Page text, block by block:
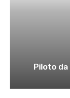
Piloto